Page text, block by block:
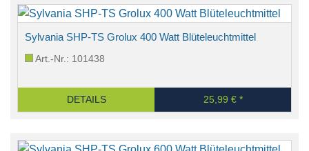
Sylvania SHP-TS Grolux 400 Watt Blüteleuchtmittel
Art.-Nr.: 101438
DETAILS 25,99 € *